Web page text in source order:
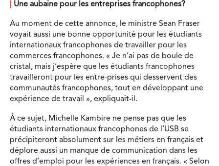
Une aubaine pour les entreprises francophones?
Au moment de cette annonce, le ministre Sean Fraser
voyait aussi une bonne opportunité pour les étudiants
internationaux francophones de travailler pour les
commerces francophones. « Je n’ai pas de boule de
cristal, mais j’espère que les étudiants francophones
travailleront pour les entre-prises qui desservent des
communautés francophones, tout en développant une
expérience de travail », expliquait-il.
À ce sujet, Michelle Kambire ne pense pas que les
étudiants internationaux francophones de l’USB se
précipiteront absolument sur les métiers en français et
déplore aussi un manque de communication dans les
offres d’emploi pour les expériences en français. « Selon